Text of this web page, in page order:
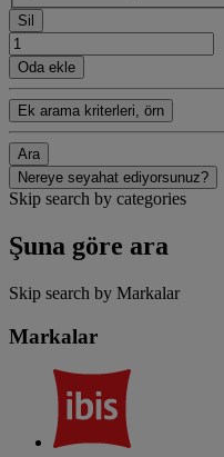
Sil
Oda ekle
Ek arama kriterleri, örn
Ara
Nereye seyahat ediyorsunuz?
Skip search by categories
Şuna göre ara
Skip search by Markalar
Markalar